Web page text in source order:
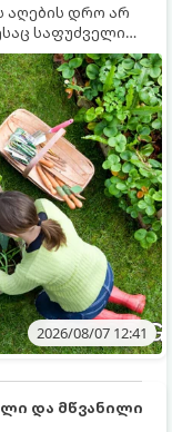
აღების დრო არ
საფუძველი
მზადდება
რომ
5
მოასწროთ:
2026/08/07 12:41
და მწვანილი